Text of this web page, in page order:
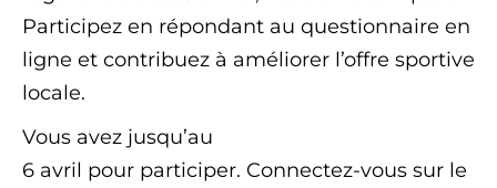
Participez en répondant au questionnaire en
ligne et contribuez à améliorer l’offre sportive
locale.
Vous avez jusqu’au
6 avril pour participer. Connectez-vous sur le